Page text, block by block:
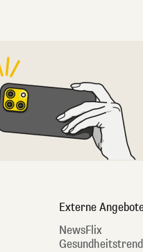
Externe
NewsFlix